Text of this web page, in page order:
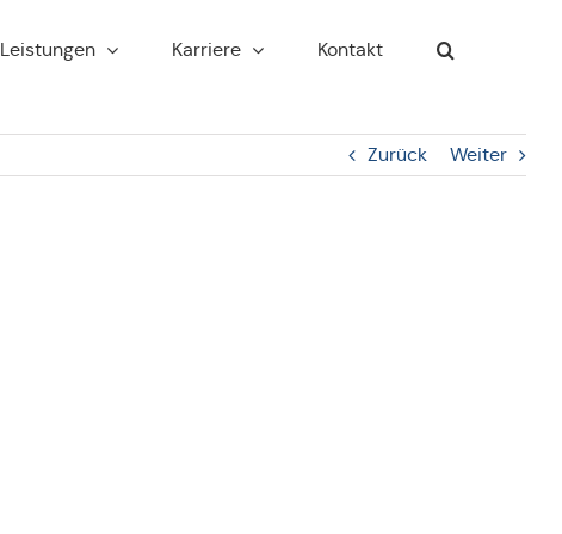
Leis­tun­gen Kar­rie­re Kontakt
Zurück Weiter